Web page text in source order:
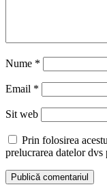
Nume *
Email *
Sit web
Prin folosirea
prelucrarea datelor dvs